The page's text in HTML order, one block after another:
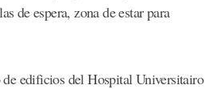
de espera, zona de estar para
edificios del Hospital Universitairo